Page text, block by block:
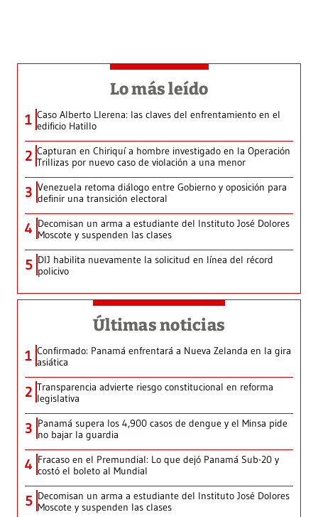
Lo más leído
1 Caso Alberto Llerena: las claves del enfrentamiento en el
edificio Hatillo
2 Capturan en Chiriquí a hombre investigado en la Operación
Trillizas por nuevo caso de violación a una menor
3 Venezuela retoma diálogo entre Gobierno y oposición para
definir una transición electoral
4 Decomisan un arma a estudiante del Instituto José Dolores
Moscote y suspenden las clases
5 DIJ habilita nuevamente la solicitud en línea del récord
policivo
Últimas noticias
1 Confirmado: Panamá enfrentará a Nueva Zelanda en la gira
asiática
2 Transparencia advierte riesgo constitucional en reforma
legislativa
3 Panamá supera los 4,900 casos de dengue y el Minsa pide
no bajar la guardia
4 Fracaso en el Premundial: Lo que dejó Panamá Sub-20 y
costó el boleto al Mundial
5 Decomisan un arma a estudiante del Instituto José Dolores
Moscote y suspenden las clases